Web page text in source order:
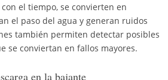
el tiempo, se convierten en
el paso del agua y generan ruidos
también permiten detectar posibles
se conviertan en fallos mayores.
en la bajante